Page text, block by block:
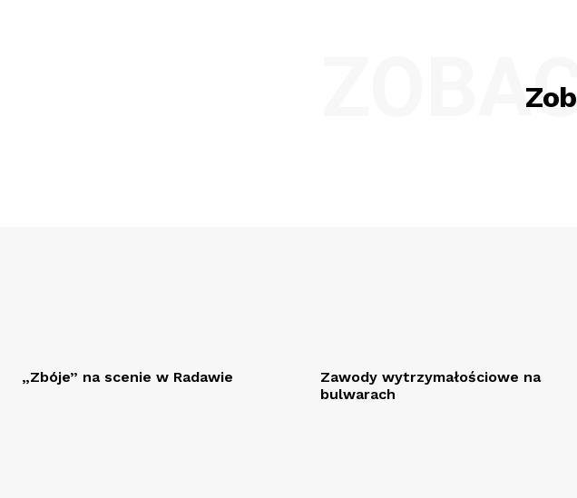
„Zbóje” na scenie w Radawie
Zawody wytrzymałościowe na
bulwarach